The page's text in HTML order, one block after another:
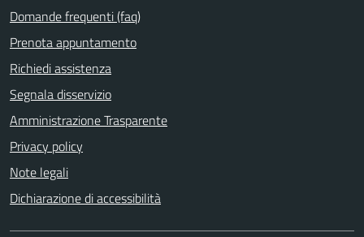
Domande frequenti (faq)
Prenota appuntamento
Richiedi assistenza
Segnala disservizio
Amministrazione Trasparente
Privacy policy
Note legali
Dichiarazione di accessibilità